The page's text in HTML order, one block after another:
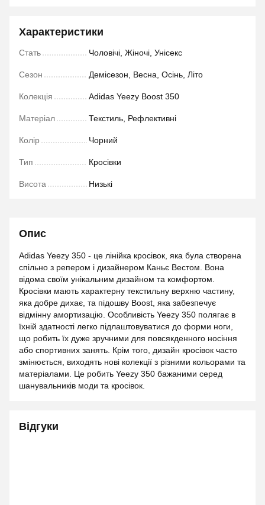
Характеристики
Стать Чоловічі, Жіночі, Унісекс
Сезон Демісезон, Весна, Осінь, Літо
Колекція Adidas Yeezy Boost 350
Матеріал Текстиль, Рефлективні
Колір Чорний
Тип Кросівки
Висота Низькі
Опис
Adidas Yeezy 350 - це лінійка кросівок, яка була створена
спільно з репером і дизайнером Каньє Вестом. Вона
відома своїм унікальним дизайном та комфортом.
Кросівки мають характерну текстильну верхню частину,
яка добре дихає, та підошву Boost, яка забезпечує
відмінну амортизацію. Особливість Yeezy 350 полягає в
їхній здатності легко підлаштовуватися до форми ноги,
що робить їх дуже зручними для повсякденного носіння
або спортивних занять. Крім того, дизайн кросівок часто
змінюється, виходять нові колекції з різними кольорами та
матеріалами. Це робить Yeezy 350 бажаними серед
шанувальників моди та кросівок.
Відгуки